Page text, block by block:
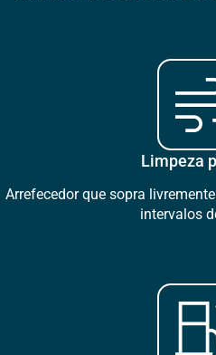
Limpeza
Arrefecedor que sopra
intervalos